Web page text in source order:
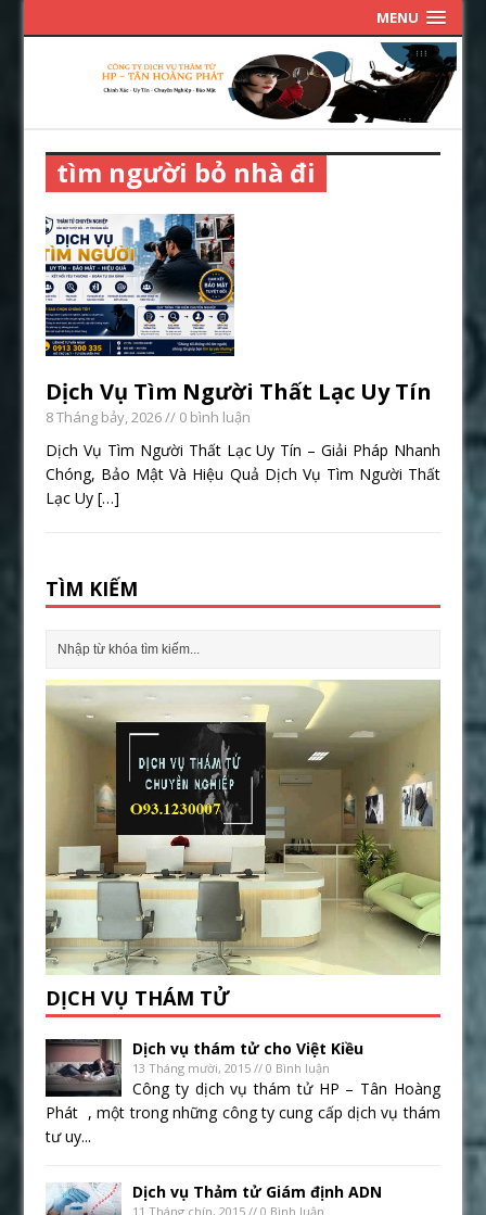
MENU
tìm người bỏ nhà đi
Dịch Vụ Tìm Người Thất Lạc Uy Tín
8 Tháng bảy, 2026// 0 bình luận
Dịch Vụ Tìm Người Thất Lạc Uy Tín – Giải Pháp Nhanh
Chóng, Bảo Mật Và Hiệu Quả Dịch Vụ Tìm Người Thất
Lạc Uy[…]
TÌM KIẾM
DỊCH VỤ THÁM TỬ
Dịch vụ thám tử cho Việt Kiều
13 Tháng mười, 2015 // 0 Bình luận
Công ty dịch vụ thám tử HP – Tân Hoàng
Phát , một trong những công ty cung cấp dịch vụ thám
tư uy...
Dịch vụ Thảm tử Giám định ADN
11 Tháng chín, 2015 // 0 Bình luận